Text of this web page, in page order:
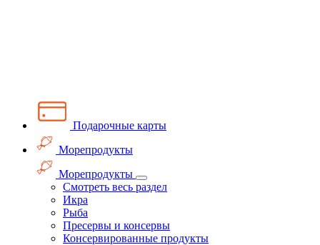
Подарочные карты
Морепродукты
Морепродукты
Смотреть весь раздел
Икра
Рыба
Пресервы и консервы
Консервированные продукты